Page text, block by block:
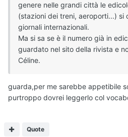
genere nelle grandi città le
(stazioni dei treni, aeroporti...) si
giornali internazionali.
Ma si sa se è il numero già in
guardato nel sito della rivista e
Céline.
guarda,per me sarebbe appetibile
purtroppo dovrei leggerlo col
Quote